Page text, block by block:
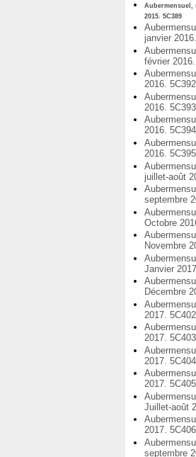
Aubermensuel,
2015. 5C389
janvier
février 2016.
2016. 5C392
2016. 5C393
2016. 5C394
2016. 5C395
juillet-août
septembre
Octobre
Novembre
Janvier
Décembre
2017. 5C402
2017. 5C403
2017. 5C404
2017. 5C405
Juillet-août
2017. 5C406
septembre